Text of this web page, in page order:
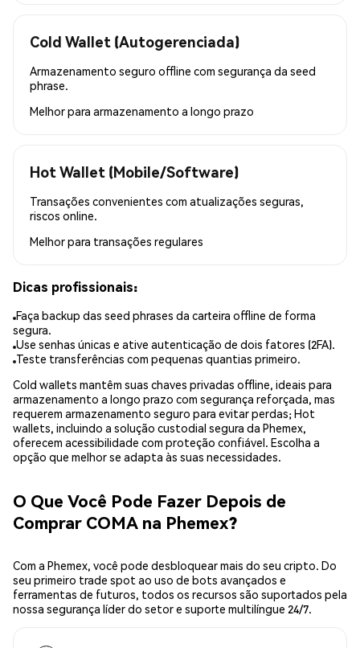
Cold Wallet (Autogerenciada)
Armazenamento seguro offline com segurança da seed
phrase.
Melhor para armazenamento a longo prazo
Hot Wallet (Mobile/Software)
Transações convenientes com atualizações seguras,
riscos online.
Melhor para transações regulares
Dicas profissionais:
Faça backup das seed phrases da carteira offline de forma
segura.
Use senhas únicas e ative autenticação de dois fatores (2FA).
Teste transferências com pequenas quantias primeiro.
Cold wallets mantêm suas chaves privadas offline, ideais para
armazenamento a longo prazo com segurança reforçada, mas
requerem armazenamento seguro para evitar perdas; Hot
wallets, incluindo a solução custodial segura da Phemex,
oferecem acessibilidade com proteção confiável. Escolha a
opção que melhor se adapta às suas necessidades.
O Que Você Pode Fazer Depois de
Comprar COMA na Phemex?
Com a Phemex, você pode desbloquear mais do seu cripto. Do
seu primeiro trade spot ao uso de bots avançados e
ferramentas de futuros, todos os recursos são suportados pela
nossa segurança líder do setor e suporte multilíngue 24/7.